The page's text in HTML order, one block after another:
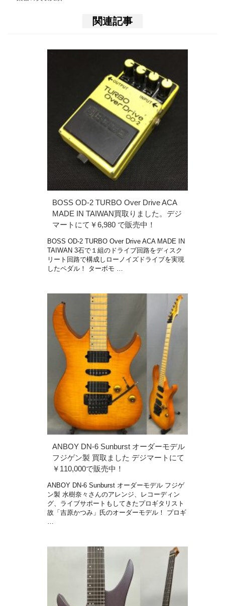
関連記事
BOSS OD-2 TURBO Over Drive ACA
MADE IN TAIWAN買取りました。デジ
マートにて￥6,980 で販売中！
BOSS OD-2 TURBO Over Drive ACA MADE IN
TAIWAN 3石で１組のドライブ回路をディスク
リート回路で構成しローノイズドライブを実現
したペダル！ ターボモ …
ANBOY DN-6 Sunburst オーダーモデル
フジゲン製 買取ました デジマートにて
￥110,000で販売中！
ANBOY DN-6 Sunburst オーダーモデル フジゲ
ン製 水樹奈々さんのアレンジ、レコーディン
グ、ライブサポートもしてきたプロギタリスト
故「吉原かつみ」氏のオーダーモデル！ プロギ